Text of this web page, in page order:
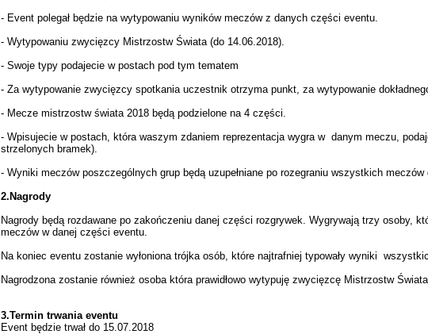
- Event polegał będzie na wytypowaniu wyników meczów z danych części eventu.
- Wytypowaniu zwycięzcy Mistrzostw Świata (do 14.06.2018).
- Swoje typy podajecie w postach pod tym tematem
- Za wytypowanie zwycięzcy spotkania uczestnik otrzyma punkt, za wytypowanie
- Mecze mistrzostw świata 2018 będą podzielone na 4 części.
- Wpisujecie w postach, która waszym zdaniem reprezentacja wygra w danym meczu,
strzelonych bramek).
- Wyniki meczów poszczególnych grup będą uzupełniane po rozegraniu wszystkich
2.Nagrody
Nagrody będą rozdawane po zakończeniu danej części rozgrywek. Wygrywają trzy osoby,
meczów w danej części eventu.
Na koniec eventu zostanie wyłoniona trójka osób, które najtrafniej typowały wyniki
Nagrodzona zostanie również osoba która prawidłowo wytypuję zwycięzcę Mistrzostw
3.Termin trwania eventu
Event będzie trwał do 15.07.2018